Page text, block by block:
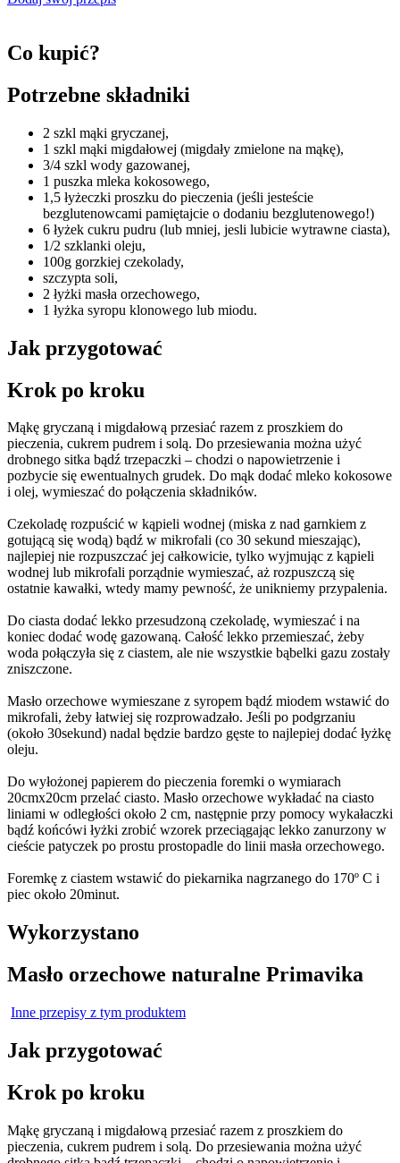
Co kupić?
Potrzebne składniki
2 szkl mąki gryczanej,
1 szkl mąki migdałowej (migdały zmielone na mąkę),
3/4 szkl wody gazowanej,
1 puszka mleka kokosowego,
1,5 łyżeczki proszku do pieczenia (jeśli jesteście
bezglutenowcami pamiętajcie o dodaniu bezglutenowego!)
6 łyżek cukru pudru (lub mniej, jesli lubicie wytrawne ciasta),
1/2 szklanki oleju,
100g gorzkiej czekolady,
szczypta soli,
2 łyżki masła orzechowego,
1 łyżka syropu klonowego lub miodu.
Jak przygotować
Krok po kroku
Mąkę gryczaną i migdałową przesiać razem z proszkiem do
pieczenia, cukrem pudrem i solą. Do przesiewania można użyć
drobnego sitka bądź trzepaczki – chodzi o napowietrzenie i
pozbycie się ewentualnych grudek. Do mąk dodać mleko kokosowe
i olej, wymieszać do połączenia składników.
Czekoladę rozpuścić w kąpieli wodnej (miska z nad garnkiem z
gotującą się wodą) bądź w mikrofali (co 30 sekund mieszając),
najlepiej nie rozpuszczać jej całkowicie, tylko wyjmując z kąpieli
wodnej lub mikrofali porządnie wymieszać, aż rozpuszczą się
ostatnie kawałki, wtedy mamy pewność, że unikniemy przypalenia.
Do ciasta dodać lekko przesudzoną czekoladę, wymieszać i na
koniec dodać wodę gazowaną. Całość lekko przemieszać, żeby
woda połączyła się z ciastem, ale nie wszystkie bąbelki gazu zostały
zniszczone.
Masło orzechowe wymieszane z syropem bądź miodem wstawić do
mikrofali, żeby łatwiej się rozprowadzało. Jeśli po podgrzaniu
(około 30sekund) nadal będzie bardzo gęste to najlepiej dodać łyżkę
oleju.
Do wyłożonej papierem do pieczenia foremki o wymiarach
20cmx20cm przelać ciasto. Masło orzechowe wykładać na ciasto
liniami w odległości około 2 cm, następnie przy pomocy wykałaczki
bądź końcówi łyżki zrobić wzorek przeciągając lekko zanurzony w
cieście patyczek po prostu prostopadle do linii masła orzechowego.
Foremkę z ciastem wstawić do piekarnika nagrzanego do 170º C i
piec około 20minut.
Wykorzystano
Masło orzechowe naturalne Primavika
Inne przepisy z tym produktem
Jak przygotować
Krok po kroku
Mąkę gryczaną i migdałową przesiać razem z proszkiem do
pieczenia, cukrem pudrem i solą. Do przesiewania można użyć